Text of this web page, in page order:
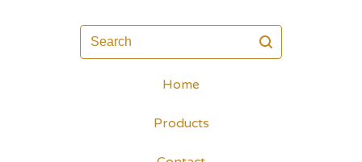
Search
Home
Products